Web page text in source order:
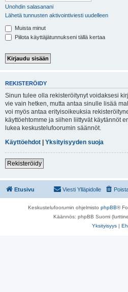
Unohdin salasanani
Lähetä tunnusten aktivointiviesti uudelleen
Muista minut
Piilota käyttäjätunnukseni tällä kertaa
REKISTERÖIDY
Sinun tulee olla rekisteröitynyt voidaksesi
vie vain hetken, mutta antaa sinulle lisää
voi myös antaa erityisoikeuksia
käyttöehtomme ja siihen liittyvät käytännöt
lukea keskustelufoorumin säännöt.
Käyttöehdot | Yksityisyyden suoja
Rekisteröidy
Etusivu Viesti Ylläpidolle
Keskustelufoorumin ohjelmisto phpBB®
Käännös: phpBB Suomi
Yksityisyys |